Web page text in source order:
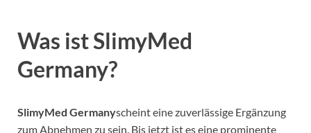
Was istSlimyMed
Germany?
SlimyMed Germanyscheint eine zuverlässige Ergänzung
zum Abnehmen zu sein. Bis jetzt ist es eine prominente